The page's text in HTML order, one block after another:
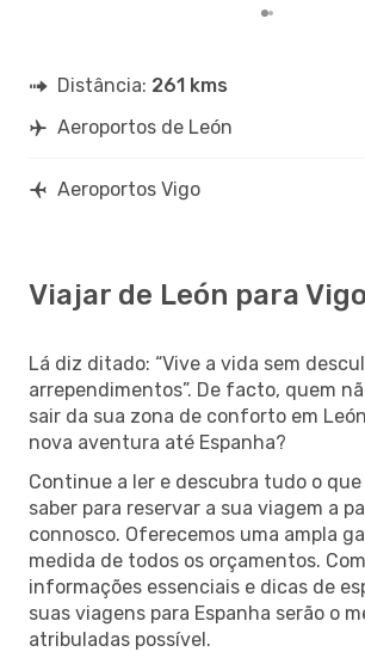
Distância: 261 kms
Aeroportos de León
Aeroportos Vigo
Viajar de León para Vigo
Lá diz ditado: “Vive a vida sem
arrependimentos”. De facto, quem
sair da sua zona de conforto em
nova aventura até Espanha?
Continue a ler e descubra tudo o
saber para reservar a sua viagem a
connosco. Oferecemos uma ampla
medida de todos os orçamentos.
informações essenciais e dicas de
suas viagens para Espanha serão o
atribuladas possível.